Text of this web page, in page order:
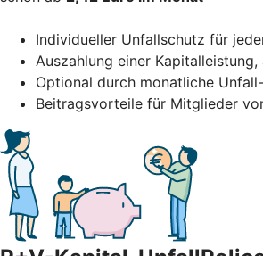
Individueller Unfallschutz für
Auszahlung einer
Optional durch monatliche
Beitragsvorteile für Mitglieder